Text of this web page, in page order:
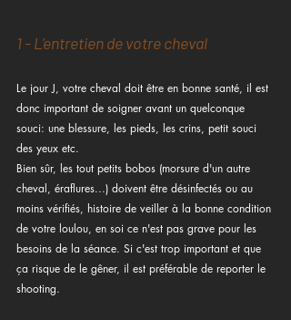
1 - L'entretien de votre cheval
Le jour J, votre cheval doit être en bonne santé, il est
donc important de soigner avant un quelconque
souci: une blessure, les pieds, les crins, petit souci
des yeux etc.
Bien sûr, les tout petits bobos (morsure d'un autre
cheval, éraflures...) doivent être désinfectés ou au
moins vérifiés, histoire de veiller à la bonne condition
de votre loulou, en soi ce n'est pas grave pour les
besoins de la séance. Si c'est trop important et que
ça risque de le gêner, il est préférable de reporter le
shooting.